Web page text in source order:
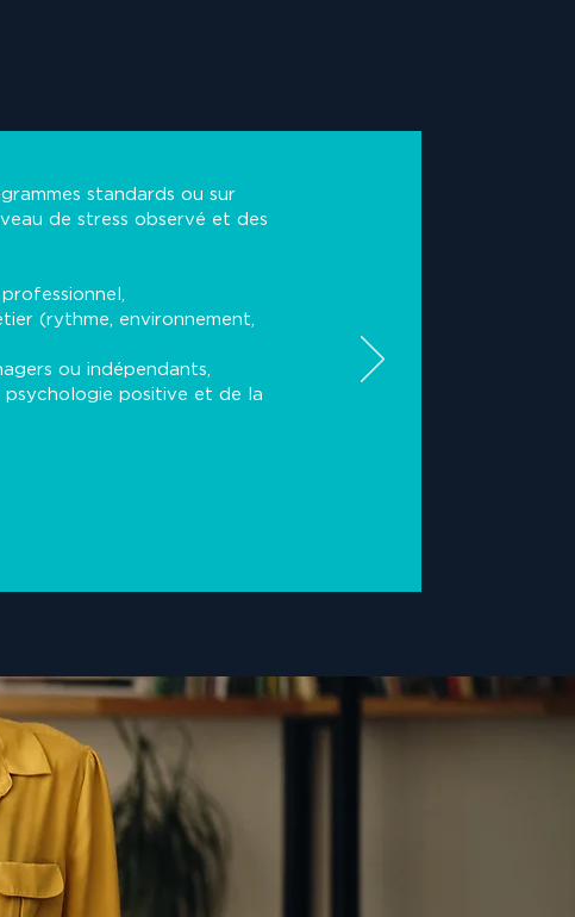
standards ou sur
de stress observé et des
(rythme, environnement,
ou indépendants,
psychologie positive et de la